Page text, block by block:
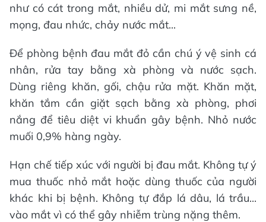
như có cát trong mắt, nhiều dử, mi mắt sưng nề,
mọng, đau nhức, chảy nước mắt...
Để phòng bệnh đau mắt đỏ cần chú ý vệ sinh cá
nhân, rửa tay bằng xà phòng và nước sạch.
Dùng riêng khăn, gối, chậu rửa mặt. Khăn mặt,
khăn tắm cần giặt sạch bằng xà phòng, phơi
nắng để tiêu diệt vi khuẩn gây bệnh. Nhỏ nước
muối 0,9% hàng ngày.
Hạn chế tiếp xúc với người bị đau mắt. Không tự ý
mua thuốc nhỏ mắt hoặc dùng thuốc của người
khác khi bị bệnh. Không tự đắp lá dâu, lá trầu...
vào mắt vì có thể gây nhiễm trùng nặng thêm.